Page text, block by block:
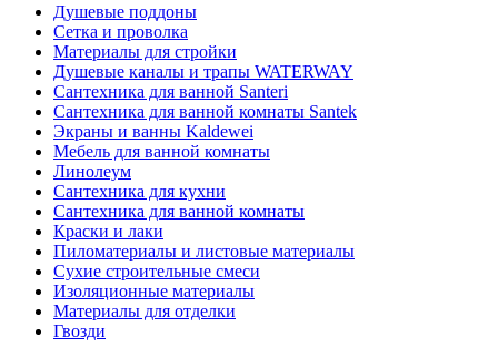
Душевые поддоны
Сетка и проволка
Материалы для стройки
Душевые каналы и трапы WATERWAY
Сантехника для ванной Santeri
Сантехника для ванной комнаты Santek
Экраны и ванны Kaldewei
Мебель для ванной комнаты
Линолеум
Сантехника для кухни
Сантехника для ванной комнаты
Краски и лаки
Пиломатериалы и листовые материалы
Сухие строительные смеси
Изоляционные материалы
Материалы для отделки
Гвозди